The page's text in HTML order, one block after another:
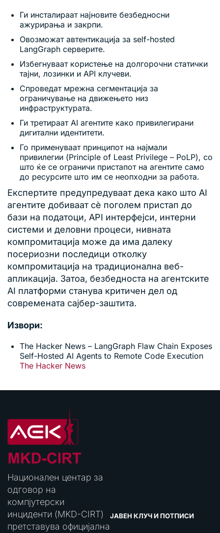
Ги инсталираат најновите безбедносни
ажурирања и закрпи.
Овозможат автентикација за self-hosted
LangGraph серверите.
Избегнуваат користење на долгорочни статички
тајни, лозинки и API клучеви.
Спроведат мрежна сегментација за
ограничување на движењето низ
инфраструктурата.
Ги третираат AI агентите како привилегирани
дигитални идентитети.
Го применуваат принципот на најмали
привилегии (Principle of Least Privilege – PoLP), со
што ќе се ограничи пристапот на агентите само
до ресурсите што им се неопходни за работа.
Експертите предупредуваат дека како што AI
агентите добиваат сè поголем пристап до
бази на податоци, API интерфејси, интерни
системи и деловни процеси, нивната
компромитација може да има далеку
посериозни последици отколку
компромитација на традиционална веб-
апликација. Затоа, безбедноста на агентските
AI платформи станува критичен дел од
современата сајбер-заштита.
Извори:
The Hacker News – LangGraph Flaw Chain Exposes
Self-Hosted AI Agents to Remote Code Execution
The Hacker News
Национален центар за
одговор на
компјутерски
инциденти (MKD-CIRT)
претставува официјална
ЈАВЕН КЛУЧ И ПОТПИСИ